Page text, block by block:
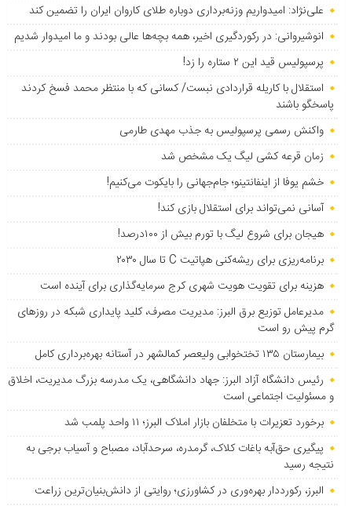
علی‌نژاد: امیدواریم وزنه‌برداری دوباره طلای کاروان ایران را تضمین کند
انوشیروانی: در رکوردگیری اخیر، همه بچه‌ها عالی بودند و ما امیدوار شدیم
پرسپولیس قید این ۲ ستاره را زد!
استقلال با کاریله قراردادی نبست/ کسانی که با منتظر محمد فسخ کردند
پاسخگو باشند
واکنش رسمی پرسپولیس به جذب مهدی طارمی
زمان قرعه کشی لیگ یک مشخص شد
خشم یوفا از اینفانتینو؛ جام‌جهانی را بایکوت می‌کنیم!
آسانی نمی‌تواند برای استقلال بازی کند!
هیجان برای شروع لیگ با تورم بیش از ۱۰۰درصد!
برنامه‌ریزی برای ریشه‌کنی هپاتیت C تا سال ۲۰۳۰
هزینه برای تقویت هویت شهری کرج سرمایه‌گذاری برای آینده است
مدیرعامل توزیع برق البرز: مدیریت مصرف، کلید پایداری شبکه در روزهای
گرم پیش رو است
بیمارستان ۱۳۵ تختخوابی ولیعصر کمالشهر در آستانه بهره‌برداری کامل
رئیس دانشگاه آزاد البرز: جهاد دانشگاهی، یک مدرسه بزرگ مدیریت، اخلاق
و مسئولیت اجتماعی است
برخورد تعزیرات با متخلفان بازار املاک البرز؛ ۱۱ واحد پلمب شد
پیگیری حق‌آبه باغات کلاک، گرمدره، سرحدآباد، مصباح و آسیاب برجی به
نتیجه رسید
البرز، رکورددار بهره‌وری در کشاورزی؛ روایتی از دانش‌بنیان‌ترین زراعت